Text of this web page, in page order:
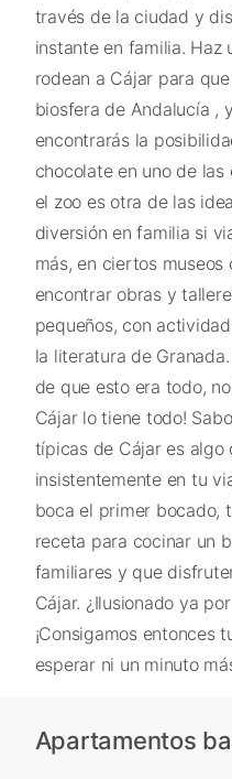
través de la ciudad y
instante en familia. Haz
rodean a Cájar para
biosfera de Andalucía ,
encontrarás la
chocolate en uno de
el zoo es otra de las
diversión en familia si
más, en ciertos museos
encontrar obras y
pequeños, con
la literatura de
de que esto era todo,
Cájar lo tiene todo!
típicas de Cájar es algo
insistentemente en tu
boca el primer bocado,
receta para cocinar un
familiares y que
Cájar. ¿Ilusionado ya
¡Consigamos entonces
esperar ni un minuto
Apartamentos